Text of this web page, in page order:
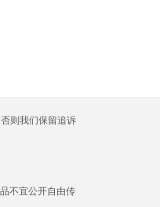
则我们保留追诉
不宜公开自由传